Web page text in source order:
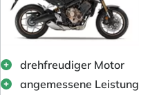
drehfreudiger Motor
angemessene Leistung